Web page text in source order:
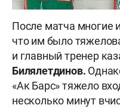
После матча многие
что им было
и главный тренер
Билялетдинов.
«Ак Барс» тяжело
несколько минут